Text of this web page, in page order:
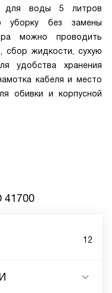
для воды 5 литров
уборку без замены
можно проводить
сбор жидкости, сухую
удобства хранения
кабеля и место
обивки и корпусной
41700
12